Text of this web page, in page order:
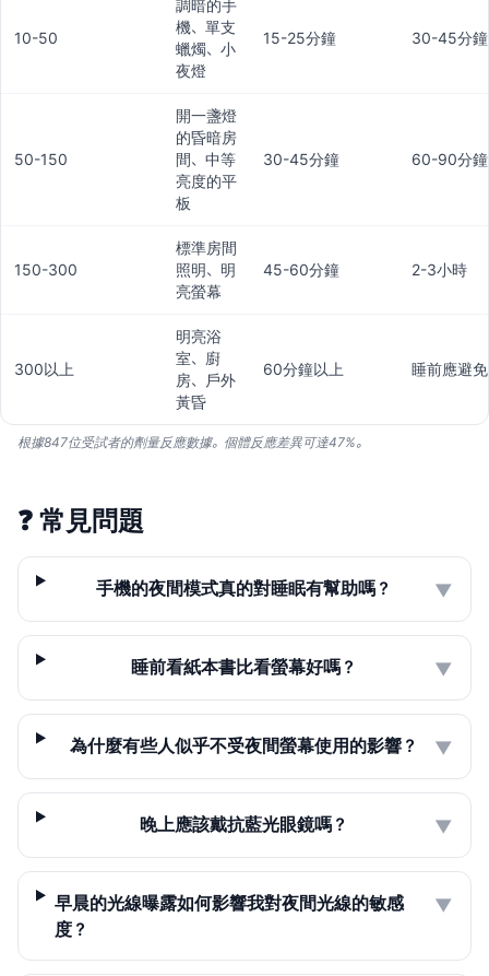
10-50
調暗的手
機、單支
蠟燭、小
夜燈
15-25分鐘 30-45分鐘
50-150
開一盞燈
的昏暗房
間、中等
亮度的平
板
30-45分鐘 60-90分鐘
150-300
標準房間
照明、明
亮螢幕
45-60分鐘 2-3小時
300以上
明亮浴
室、廚
房、戶外
黃昏
60分鐘以上 睡前應避免
根據847位受試者的劑量反應數據。個體反應差異可達47%。
❓ 常見問題
手機的夜間模式真的對睡眠有幫助嗎？ ▼
睡前看紙本書比看螢幕好嗎？ ▼
為什麼有些人似乎不受夜間螢幕使用的影響？ ▼
晚上應該戴抗藍光眼鏡嗎？ ▼
早晨的光線曝露如何影響我對夜間光線的敏感
度？
▼